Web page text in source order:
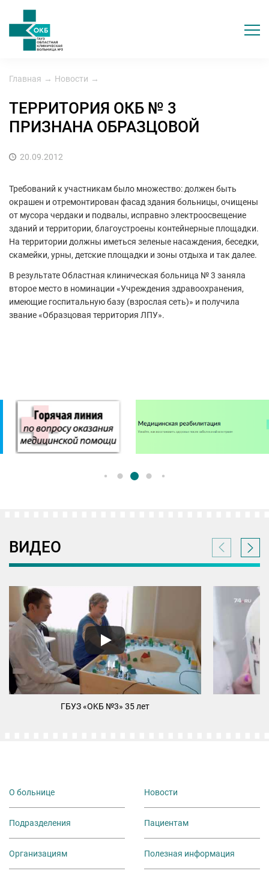
Главная → Новости →
ТЕРРИТОРИЯ ОКБ № 3
ПРИЗНАНА ОБРАЗЦОВОЙ
20.09.2012
Требований к участникам было множество: должен быть
окрашен и отремонтирован фасад здания больницы, очищены
от мусора чердаки и подвалы, исправно электроосвещение
зданий и территории, благоустроены контейнерные площадки.
На территории должны иметься зеленые насаждения, беседки,
скамейки, урны, детские площадки и зоны отдыха и так далее.
В результате Областная клиническая больница № 3 заняла
второе место в номинации «Учреждения здравоохранения,
имеющие госпитальную базу (взрослая сеть)» и получила
звание «Образцовая территория ЛПУ».
ВИДЕО
ГБУЗ «ОKБ №3» 35 лет
О больнице Новости
Подразделения Пациентам
Организациям Полезная информация